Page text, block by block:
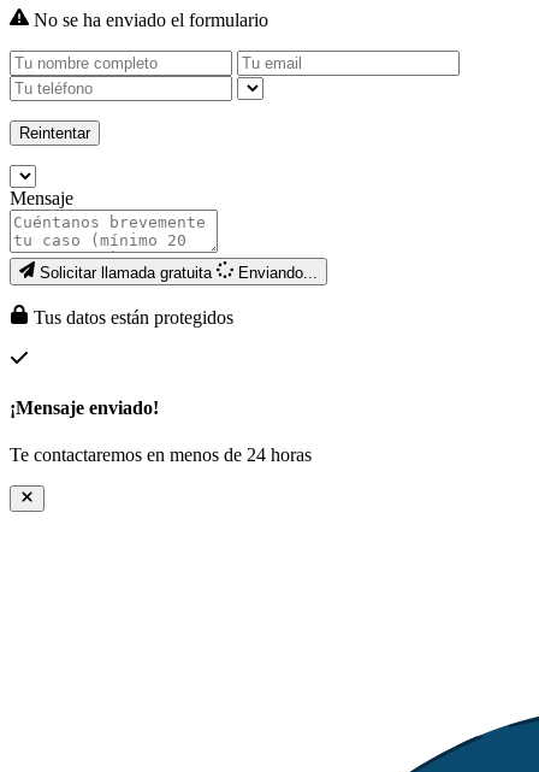
No se ha enviado el formulario
Reintentar
Mensaje
Solicitar llamada gratuita Enviando...
Tus datos están protegidos
¡Mensaje enviado!
Te contactaremos en menos de 24 horas